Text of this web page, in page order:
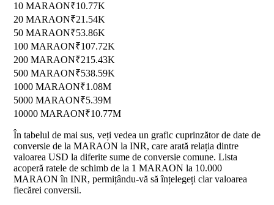
10 MARAON₹10.77K
20 MARAON₹21.54K
50 MARAON₹53.86K
100 MARAON₹107.72K
200 MARAON₹215.43K
500 MARAON₹538.59K
1000 MARAON₹1.08M
5000 MARAON₹5.39M
10000 MARAON₹10.77M
În tabelul de mai sus, veți vedea un grafic cuprinzător de date de
conversie de la MARAON la INR, care arată relația dintre
valoarea USD la diferite sume de conversie comune. Lista
acoperă ratele de schimb de la 1 MARAON la 10.000
MARAON în INR, permițându-vă să înțelegeți clar valoarea
fiecărei conversii.